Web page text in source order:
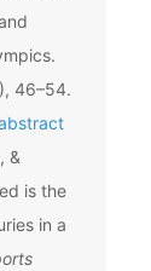
46–54.
&
is the
in a